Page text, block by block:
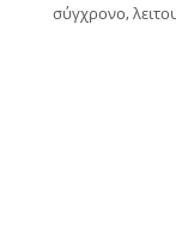
σύγχρονο,